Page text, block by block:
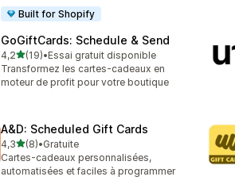
Built for Shopify
GoGiftCards: Schedule & Send
4,2étoile(s) sur 5
(19)
19 avis au total
•Essai gratuit disponible
Transformez les cartes-cadeaux en
moteur de profit pour votre boutique
A&D: Scheduled Gift Cards
4,3étoile(s) sur 5
(8)
8 avis au total
•Gratuite
Cartes-cadeaux personnalisées,
automatisées et faciles à programmer